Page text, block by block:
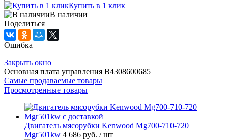
Купить в 1 клик
В наличии
Поделиться
Ошибка
Закрыть окно
Основная плата управления B4308600685
Самые продаваемые товары
Просмотренные товары
Двигатель мясорубки Kenwood Mg700-710-720
Mgr501kw 4 686 руб. / шт